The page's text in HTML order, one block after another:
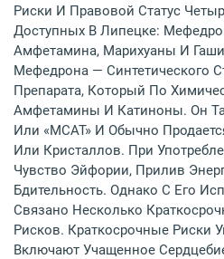
Риски И Правовой Статус
Доступных В Липецке:
Амфетамина, Марихуаны И
Мефедрона — Синтетического
Препарата, Который По
Амфетамины И Катиноны. Он
Или «MCAT» И Обычно
Или Кристаллов. При
Чувство Эйфории, Прилив
Бдительность. Однако С Его
Связано Несколько
Рисков. Краткосрочные Риски
Включают Учащенное